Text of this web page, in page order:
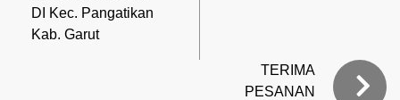
DI Kec. Pangatikan
Kab. Garut
TERIMA
PESANAN